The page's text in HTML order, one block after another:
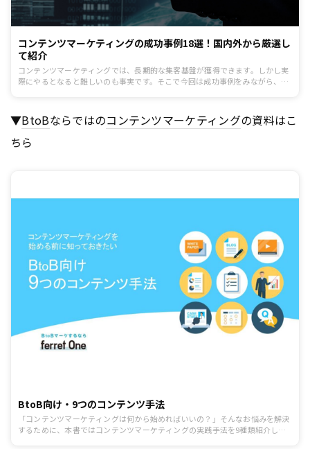
コンテンツマーケティングの成功事例18選！国内外から厳選し
て紹介
コンテンツマーケティングでは、長期的な集客基盤が獲得できます。しかし実
際にやるとなると難しいのも事実です。そこで今回は成功事例をみながら、コ
▼BtoBならではのコンテンツマーケティングの資料はこ
ちら
BtoB向け・9つのコンテンツ手法
「コンテンツマーケティングは何から始めればいいの？」そんなお悩みを解決
するために、本書ではコンテンツマーケティングの実践手法を9種類紹介しま